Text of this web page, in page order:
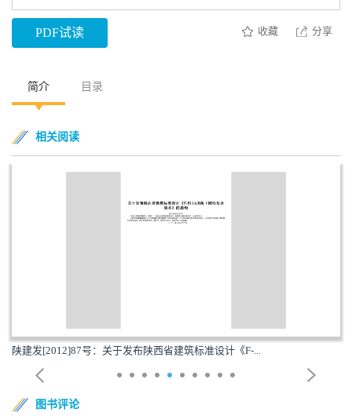
PDF试读 收藏 分享
简介 目录
相关阅读
陕建发[2012]87号：关于发布陕西省建筑标准设计《F-...
图书评论